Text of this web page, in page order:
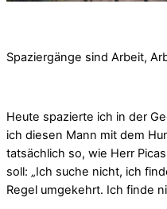
Spaziergänge sind Arbeit,
Heute spazierte ich in der
ich diesen Mann mit dem
tatsächlich so, wie Herr
soll: „Ich suche nicht, ich
Regel umgekehrt. Ich finde